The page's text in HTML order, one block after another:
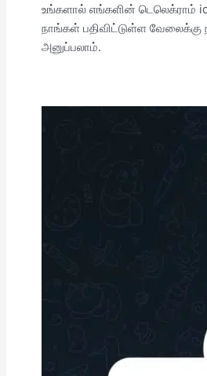
உங்களால் எங்களின் டெலெக்ராம்
நாங்கள் பதிவிட்டுள்ள
அனுப்பலாம்.